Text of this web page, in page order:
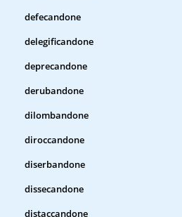
defecandone
delegificandone
deprecandone
derubandone
dilombandone
diroccandone
diserbandone
dissecandone
distaccandone